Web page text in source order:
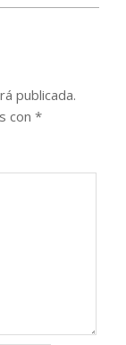
publicada.
con *